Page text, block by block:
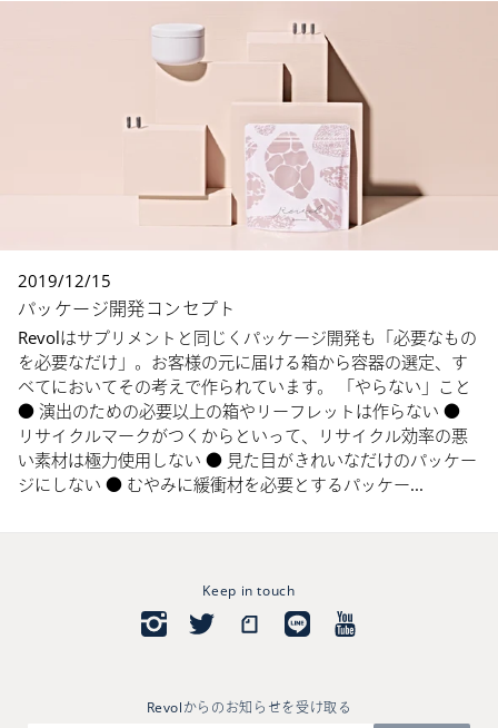
2019/12/15
パッケージ開発コンセプト
Revolはサプリメントと同じくパッケージ開発も「必要なもの
を必要なだけ」。お客様の元に届ける箱から容器の選定、す
べてにおいてその考えで作られています。 「やらない」こと
● 演出のための必要以上の箱やリーフレットは作らない ●
リサイクルマークがつくからといって、リサイクル効率の悪
い素材は極力使用しない ● 見た目がきれいなだけのパッケー
ジにしない ● むやみに緩衝材を必要とするパッケー...
Keep in touch
Revolからのお知らせを受け取る